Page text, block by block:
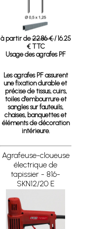
à partir de22.86 €/ 16.25
€ TTC
Usage des agrafes PF
Les agrafes PF assurent
une fixation durable et
précise de tissus, cuirs,
toiles d'embourrure et
sangles sur fauteuils,
chaises, banquettes et
éléments de décoration
intérieure.
Agrafeuse-cloueuse
électrique de
tapissier - 816-
SKN12/20 E